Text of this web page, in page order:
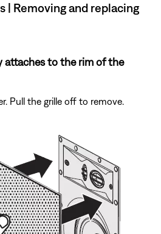
| Removing and replacing
attaches to the rim of the
Pull the grille off to remove.